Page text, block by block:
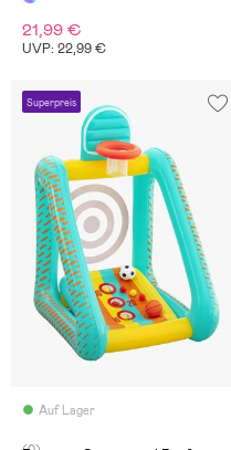
21,99 €
UVP: 22,99 €
Superpreis
Auf Lager